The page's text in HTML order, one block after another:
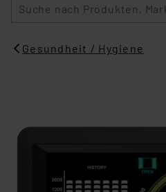
Gesundheit / Hygiene